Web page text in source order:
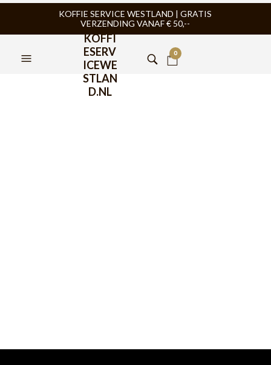
KOFFIE SERVICE WESTLAND | GRATIS
VERZENDING VANAF € 50,--
KOFFI
ESERV
ICEWE
STLAN
D.NL
0